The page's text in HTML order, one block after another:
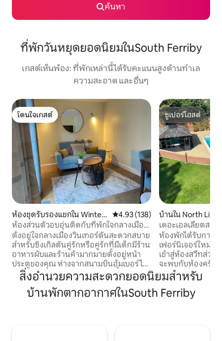
ค้นหา
ที่พักวันหยุดยอดนิยมในSouth Ferriby
เกสต์เห็นพ้อง: ที่พักเหล่านี้ได้รับคะแนนสูงด้านทำเล
ความสะอาด และอื่นๆ
โดนใจเกสต์
โดนใจเกสต์
ห้องชุดรับรองแขกใน Wintert
on
คะแนนเฉลี่ย 4.93 จาก 5, 138 รีวิว
4.93 (138)
ห้องส่วนตัวอบอุ่นติดกับที่พักใจกลางเมือง
เล็กๆ
ตั้งอยู่ใจกลางเมืองวินเทอร์ตันสะดวกสบาย
สำหรับซิงเกิลตันคู่รักหรือคู่รักที่มีเด็กมีร้าน
อาหารผับและร้านค้ามากมายตั้งอยู่หน้า
ประตูของคุณ ห่างจากสนามบินฮัมเบอร์ไซด์
เพียง 25 นาที ภาคผนวกการจัดเลี้ยงด้วย
ตนเองขนาดกะทัดรัดนี้อยู่ในบริเวณบ้าน
ของครอบครัวที่มีที่นั่งด้านนอกให้
ซูเปอร์โฮสต์
ซูเปอร์โฮสต์
บ้านใน North
เดอะเอลเลียตสวี
ออนฮัมเบอร์
ห้องพักได้รับการต
เฟอร์นิเจอร์ใหม่ส
เข้าสู่ห้องสวีทส่ว
จะพบกับห้องครัว
พร้อมเครื่องใช้ไ
ประทานอาหารที่ห
ดินเนอร์สุดโรแมน
ชั้นบน คุณจะพบกั
สิ่งอำนวยความสะดวกยอดนิยมสำหรับ
บ้านพักตากอากาศในSouth Ferriby